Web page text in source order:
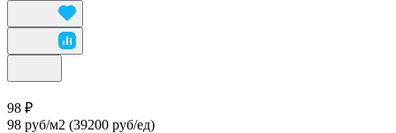
98 ₽
98 руб/м2 (39200 руб/eд)